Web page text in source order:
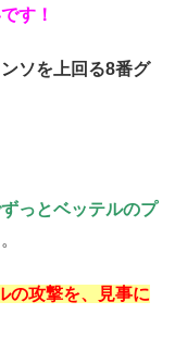
す！
ソを上回る8番グ
っとベッテルのプ
の攻撃を、見事に